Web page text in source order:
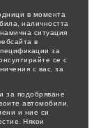
в момента
наличността
ситуация
в
за
се с
с вас, за
за подобряване
автомобили,
и ние си
Някои